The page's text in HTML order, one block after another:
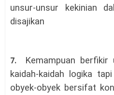
unsur-unsur kekinian
disajikan
7.
Kemampuan berfikir
kaidah-kaidah logika
obyek-obyek bersifat